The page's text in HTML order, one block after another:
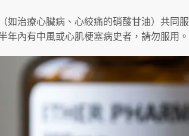
治療心臟病、心絞痛的硝酸甘油）共同
內有中風或心肌梗塞病史者，請勿服用。